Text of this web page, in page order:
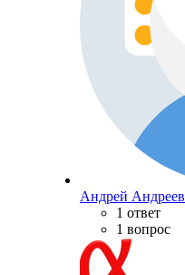
Андрей Андреев
1 ответ
1 вопрос